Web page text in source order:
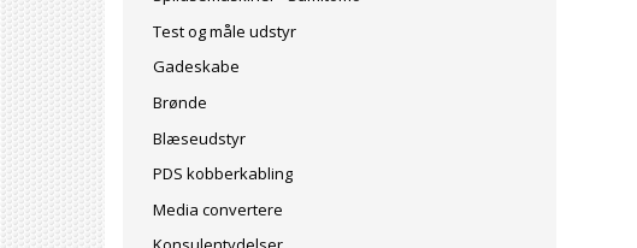
Test og måle udstyr
Gadeskabe
Brønde
Blæseudstyr
PDS kobberkabling
Media convertere